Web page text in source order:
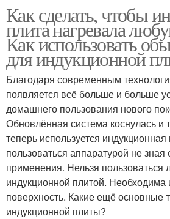
Как сделать, чтобы
плита нагревала
Как использовать
для индукционной
Благодаря современным
появляется всё больше и больше
домашнего пользования нового
Обновлённая система коснулась и
теперь используется
пользоваться аппаратурой не зная
применения. Нельзя пользоваться
индукционной плитой. Необходима
поверхность. Какие ещё основные
индукционной плиты?